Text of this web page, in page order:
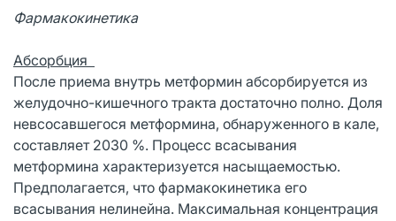
Фармакокинетика
Абсорбция
После приема внутрь метформин абсорбируется из
желудочно-кишечного тракта достаточно полно. Доля
невсосавшегося метформина, обнаруженного в кале,
составляет 2030 %. Процесс всасывания
метформина характеризуется насыщаемостью.
Предполагается, что фармакокинетика его
всасывания нелинейна. Максимальная концентрация